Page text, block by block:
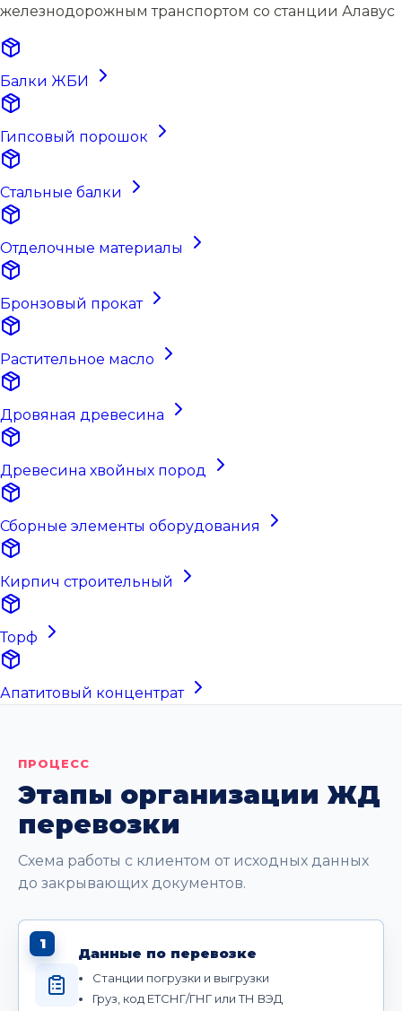
железнодорожным транспортом со станции Алавус
Балки ЖБИ
Гипсовый порошок
Стальные балки
Отделочные материалы
Бронзовый прокат
Растительное масло
Дровяная древесина
Древесина хвойных пород
Сборные элементы оборудования
Кирпич строительный
Торф
Апатитовый концентрат
ПРОЦЕСС
Этапы организации ЖД
перевозки
Схема работы с клиентом от исходных данных
до закрывающих документов.
1
Данные по перевозке
Станции погрузки и выгрузки
Груз, код ЕТСНГ/ГНГ или ТН ВЭД